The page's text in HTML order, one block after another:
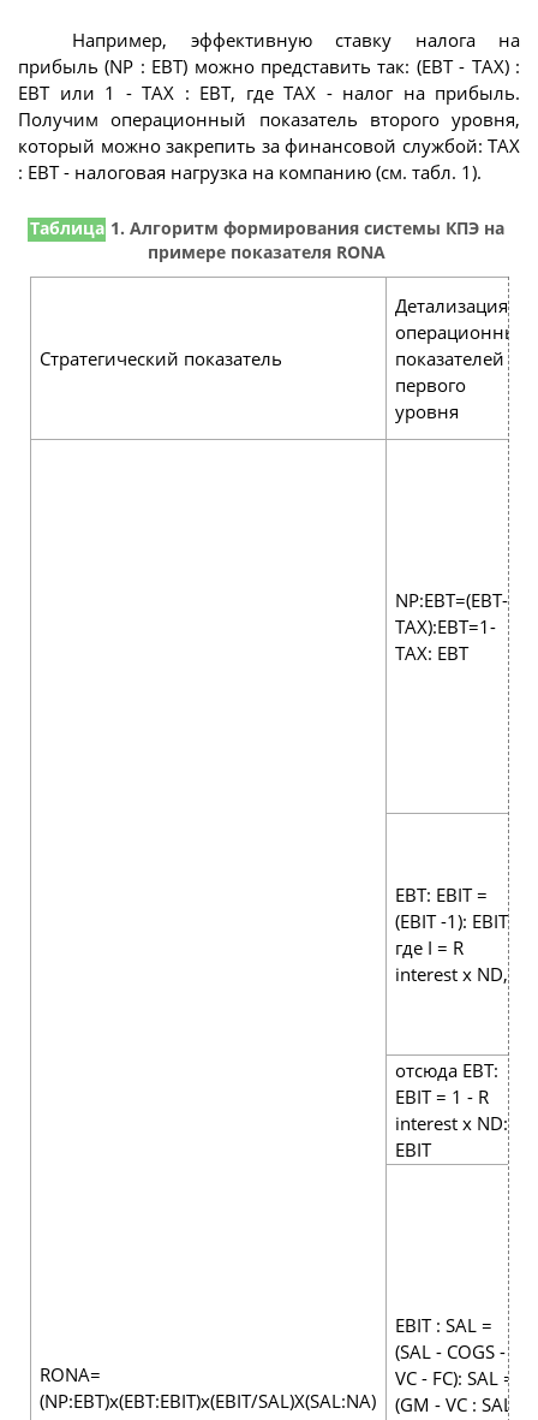
Например, эффективную ставку налога на
прибыль (NP : ЕВТ) можно представить так: (ЕВТ - TAX) :
ЕВТ или 1 - TAX : ЕВТ, где TAX - налог на прибыль.
Получим операционный показатель второго уровня,
который можно закрепить за финансовой службой: TAX
: ЕВТ - налоговая нагрузка на компанию (см. табл. 1).
Таблица 1. Алгоритм формирования системы КПЭ на
примере показателя RONA
Стратегический показатель
Детализация
операционных
показателей
первого
уровня
RONA=
(NP:ЕВТ)х(ЕВТ:EBIT)х(EBIT/SAL)X(SAL:NA)
NP:ЕВТ=(ЕВТ-
ТАХ):ЕВТ=1-
TAX: ЕВТ
ЕВТ: EBIT =
(EBIT -1): EBIT,
где I = R
interest х ND,
отсюда ЕВТ:
EBIT = 1 - R
interest x ND:
EBIT
EBIT : SAL =
(SAL - COGS -
VC - FC): SAL =
(GM - VC : SAL x